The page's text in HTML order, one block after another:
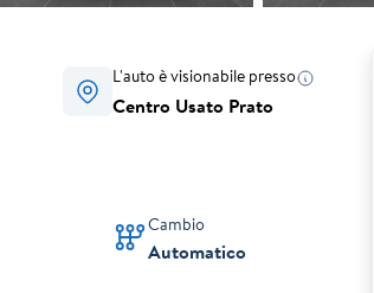
L'auto è visionabile presso
Centro Usato Prato
Cambio
Automatico